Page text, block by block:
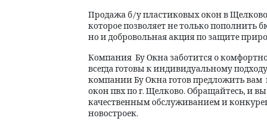
Продажа б/у пластиковых окон в
которое позволяет не только пополнить
но и добровольная акция по защите
Компания Бу Окна заботится о
всегда готовы к индивидуальному
компании Бу Окна готов предложить
окон пвх по г. Щелково. Обращайтесь, и
качественным обслуживанием и
новостроек.